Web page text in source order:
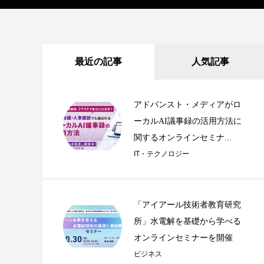
最近の記事 人気記事
アドバンスト・メディアがロ
ーカルAI議事録の活用方法に
関するオンラインセミナ...
IT・テクノロジー
「アイアール技術者教育研究
所」水電解を基礎から学べる
オンラインセミナーを開催
ビジネス